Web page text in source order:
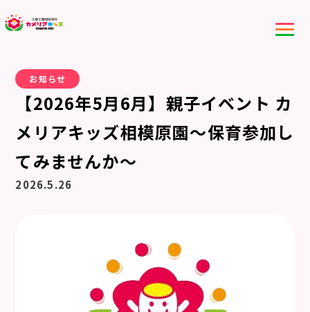
お知らせ
【2026年5月6月】親子イベント カ
メリアキッズ相模原園～保育参加し
てみませんか～
2026.5.26